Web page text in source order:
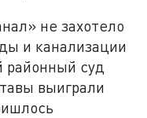
не захотело
и канализации
районный суд
выиграли